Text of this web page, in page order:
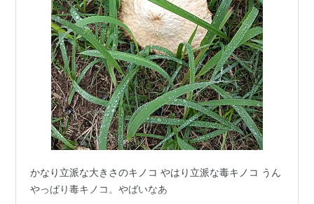
かなり立派な大きさのキノコ やはり立派な毒キノコ うん
やっぱり毒キノコ。やばいなあ